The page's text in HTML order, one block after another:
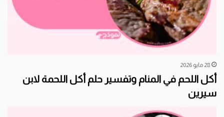
28 مايو 2026
أكل اللحم في المنام وتفسير حلم أكل اللحمة لابن
سيرين